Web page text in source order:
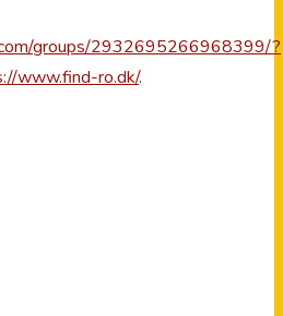
groups/2932695266968399/?
www.find-ro.dk/.